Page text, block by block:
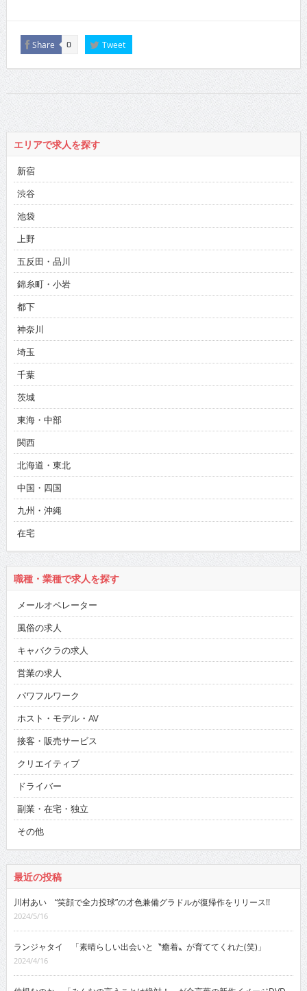
Share 0 Tweet
エリアで求人を探す
新宿
渋谷
池袋
上野
五反田・品川
錦糸町・小岩
都下
神奈川
埼玉
千葉
茨城
東海・中部
関西
北海道・東北
中国・四国
九州・沖縄
在宅
職種・業種で求人を探す
メールオペレーター
風俗の求人
キャバクラの求人
営業の求人
パワフルワーク
ホスト・モデル・AV
接客・販売サービス
クリエイティブ
ドライバー
副業・在宅・独立
その他
最近の投稿
川村あい “笑顔で全力投球”の才色兼備グラドルが復帰作をリリース!!
2024/5/16
ランジャタイ 「素晴らしい出会いと〝癒着〟が育ててくれた(笑)」
2024/4/16